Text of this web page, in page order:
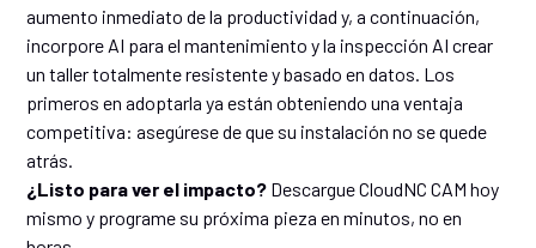
aumento inmediato de la productividad y, a continuación,
incorpore AI para el mantenimiento y la inspección AI crear
un taller totalmente resistente y basado en datos. Los
primeros en adoptarla ya están obteniendo una ventaja
competitiva: asegúrese de que su instalación no se quede
atrás.
¿Listo para ver el impacto? Descargue CloudNC CAM hoy
mismo y programe su próxima pieza en minutos, no en